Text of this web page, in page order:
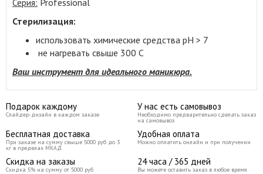
Серия: Professional
Стерилизация:
использовать химические средства pH > 7
не нагревать свыше 300 С
Ваш инструмент для идеального маникюра.
Подарок каждому
Слайдер-дизайн в каждом заказе
У нас есть самовывоз
Необходимо предварительно сделать заказ
на самовывоз
Бесплатная доставка
При заказе на сумму свыше 5000 руб до 3
кг в пределах МКАД
Удобная оплата
Можно оплатить онлайн и при получении
Скидка на заказы
Скидка 5% на сумму от 5000 руб
24 часа / 365 дней
Вы можете оставить заказ в любое время